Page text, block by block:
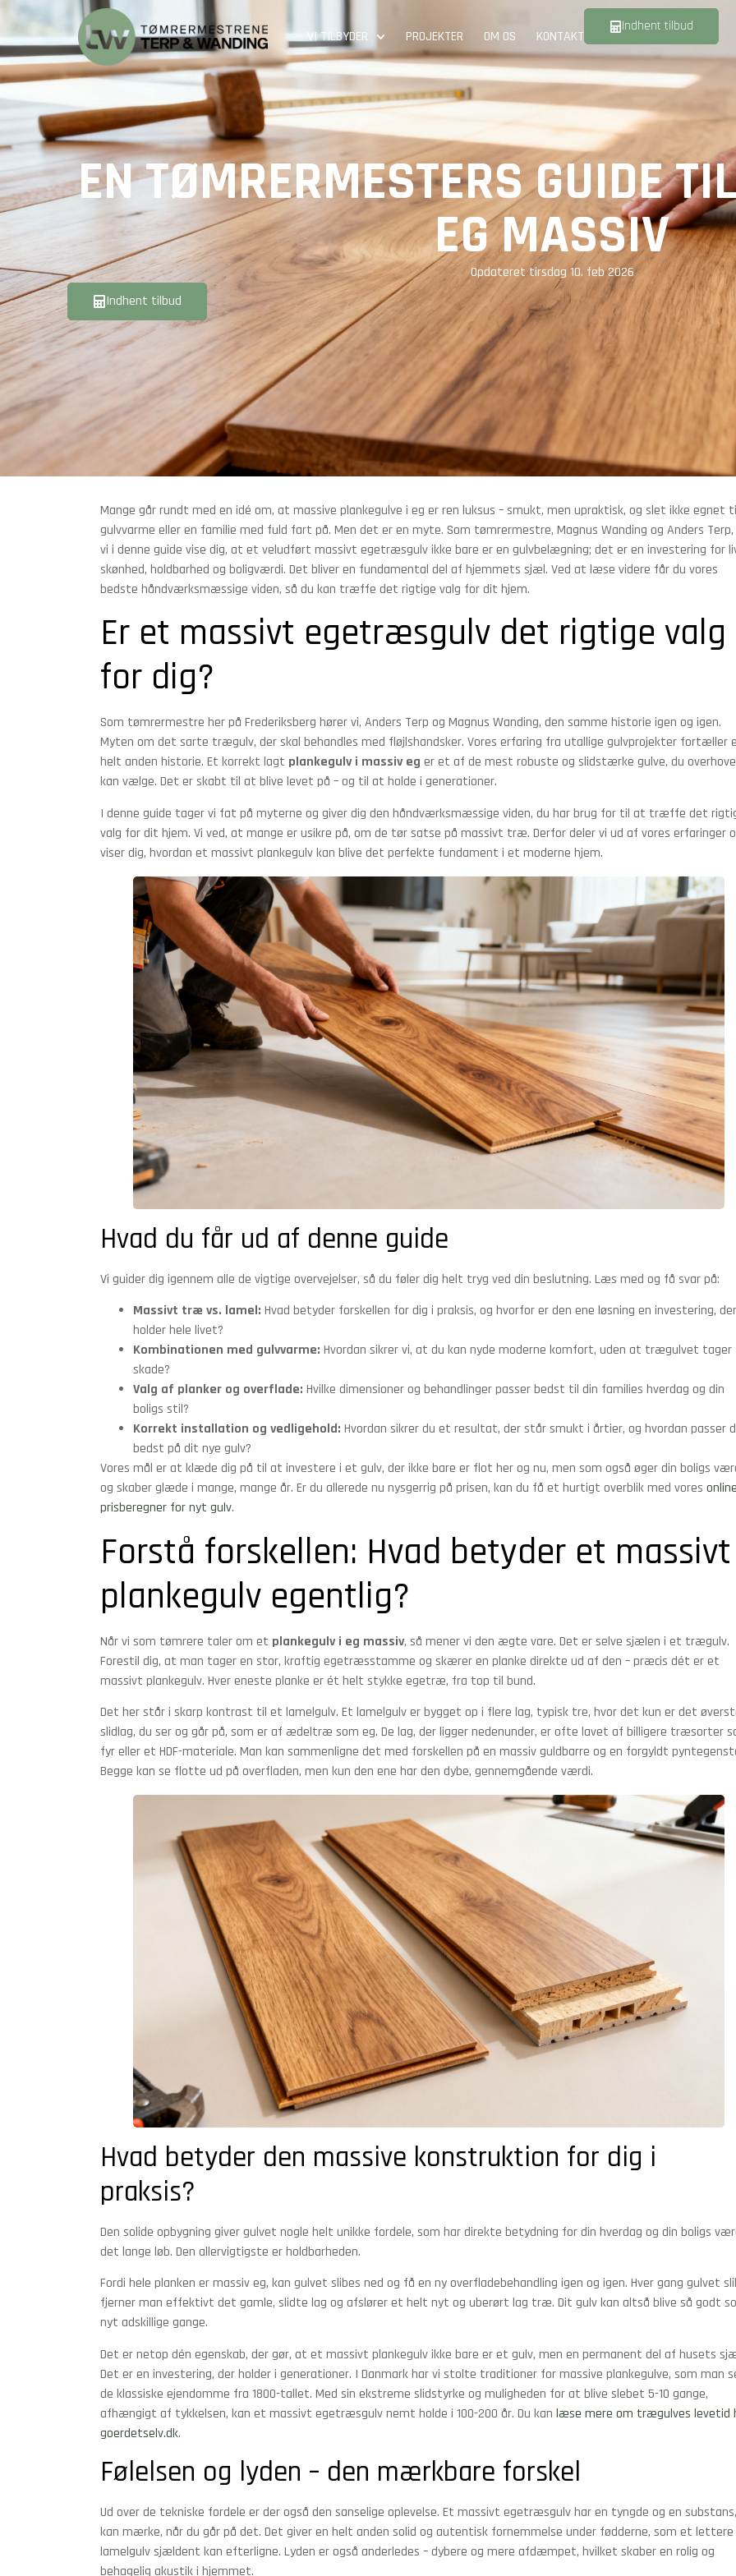
VI TILBYDER PROJEKTER OM OS KONTAKT
Indhent tilbud
EN TØMRERMESTERS GUIDE
EG MASSIV
Opdaterettirsdag 10. feb 2026
Indhent tilbud
Mange går rundt med en idé om, at massive plankegulve i eg er ren luksus – smukt, men upraktisk, og slet ikke egnet
gulvvarme eller en familie med fuld fart på. Men det er en myte. Som tømrermestre, Magnus Wanding og Anders Terp,
vi i denne guide vise dig, at et veludført massivt egetræsgulv ikke bare er en gulvbelægning; det er en investering for
skønhed, holdbarhed og boligværdi. Det bliver en fundamental del af hjemmets sjæl. Ved at læse videre får du vores
bedste håndværksmæssige viden, så du kan træffe det rigtige valg for dit hjem.
Er et massivt egetræsgulv det rigtige valg
for dig?
Som tømrermestre her på Frederiksberg hører vi, Anders Terp og Magnus Wanding, den samme historie igen og igen.
Myten om det sarte trægulv, der skal behandles med fløjlshandsker. Vores erfaring fra utallige gulvprojekter fortæller
helt anden historie. Et korrekt lagt plankegulv i massiv eg er et af de mest robuste og slidstærke gulve, du
kan vælge. Det er skabt til at blive levet på – og til at holde i generationer.
I denne guide tager vi fat på myterne og giver dig den håndværksmæssige viden, du har brug for til at træffe det
valg for dit hjem. Vi ved, at mange er usikre på, om de tør satse på massivt træ. Derfor deler vi ud af vores erfaringer
viser dig, hvordan et massivt plankegulv kan blive det perfekte fundament i et moderne hjem.
Hvad du får ud af denne guide
Vi guider dig igennem alle de vigtige overvejelser, så du føler dig helt tryg ved din beslutning. Læs med og få svar på:
Massivt træ vs. lamel: Hvad betyder forskellen for dig i praksis, og hvorfor er den ene løsning en investering, der
holder hele livet?
Kombinationen med gulvvarme: Hvordan sikrer vi, at du kan nyde moderne komfort, uden at trægulvet tager
skade?
Valg af planker og overflade: Hvilke dimensioner og behandlinger passer bedst til din families hverdag og din
boligs stil?
Korrekt installation og vedligehold: Hvordan sikrer du et resultat, der står smukt i årtier, og hvordan passer
bedst på dit nye gulv?
Vores mål er at klæde dig på til at investere i et gulv, der ikke bare er flot her og nu, men som også øger din boligs
og skaber glæde i mange, mange år. Er du allerede nu nysgerrig på prisen, kan du få et hurtigt overblik med vores online
prisberegner for nyt gulv.
Forstå forskellen: Hvad betyder et massivt
plankegulv egentlig?
Når vi som tømrere taler om et plankegulv i eg massiv, så mener vi den ægte vare. Det er selve sjælen i et trægulv.
Forestil dig, at man tager en stor, kraftig egetræsstamme og skærer en planke direkte ud af den – præcis dét er et
massivt plankegulv. Hver eneste planke er ét helt stykke egetræ, fra top til bund.
Det her står i skarp kontrast til et lamelgulv. Et lamelgulv er bygget op i flere lag, typisk tre, hvor det kun er det
slidlag, du ser og går på, som er af ædeltræ som eg. De lag, der ligger nedenunder, er ofte lavet af billigere træsorter
fyr eller et HDF-materiale. Man kan sammenligne det med forskellen på en massiv guldbarre og en forgyldt
Begge kan se flotte ud på overfladen, men kun den ene har den dybe, gennemgående værdi.
Hvad betyder den massive konstruktion for dig i
praksis?
Den solide opbygning giver gulvet nogle helt unikke fordele, som har direkte betydning for din hverdag og din boligs
det lange løb. Den allervigtigste er holdbarheden.
Fordi hele planken er massiv eg, kan gulvet slibes ned og få en ny overfladebehandling igen og igen. Hver gang gulvet
fjerner man effektivt det gamle, slidte lag og afslører et helt nyt og uberørt lag træ. Dit gulv kan altså blive så godt
nyt adskillige gange.
Det er netop dén egenskab, der gør, at et massivt plankegulv ikke bare er et gulv, men en permanent del af husets
Det er en investering, der holder i generationer. I Danmark har vi stolte traditioner for massive plankegulve, som man
de klassiske ejendomme fra 1800-tallet. Med sin ekstreme slidstyrke og muligheden for at blive slebet 5-10 gange,
afhængigt af tykkelsen, kan et massivt egetræsgulv nemt holde i 100-200 år. Du kan læse mere om trægulves levetid
goerdetselv.dk.
Følelsen og lyden – den mærkbare forskel
Ud over de tekniske fordele er der også den sanselige oplevelse. Et massivt egetræsgulv har en tyngde og en
kan mærke, når du går på det. Det giver en helt anden solid og autentisk fornemmelse under fødderne, som et lettere
lamelgulv sjældent kan efterligne. Lyden er også anderledes – dybere og mere afdæmpet, hvilket skaber en rolig og
behagelig akustik i hjemmet.